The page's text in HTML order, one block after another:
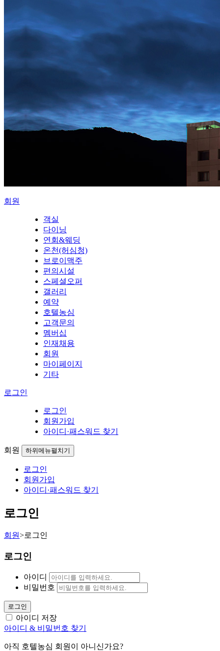
회원
객실
다이닝
연회&웨딩
온천(허심청)
브로이맥주
편의시설
스페셜오퍼
갤러리
예약
호텔농심
고객문의
멤버십
인재채용
회원
마이페이지
기타
로그인
로그인
회원가입
아이디·패스워드 찾기
회원 하위메뉴펼치기
로그인
회원가입
아이디·패스워드 찾기
로그인
회원>로그인
로그인
아이디
비밀번호
로그인
아이디 저장
아이디 & 비밀번호 찾기
아직 호텔농심 회원이 아니신가요?